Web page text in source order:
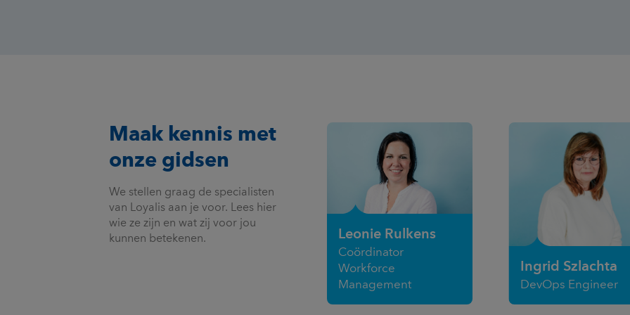
Maak kennis met
onze gidsen
We stellen graag de specialisten
van Loyalis aan je voor. Lees hier
wie ze zijn en wat zij voor jou
kunnen betekenen.
Leonie Rulkens
Coördinator
Workforce
Management
Ingrid Szlachta
DevOps Engineer